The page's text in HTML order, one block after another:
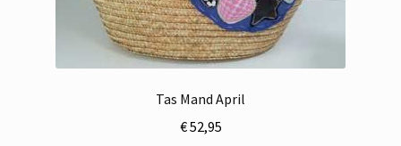
Tas Mand April
€52,95